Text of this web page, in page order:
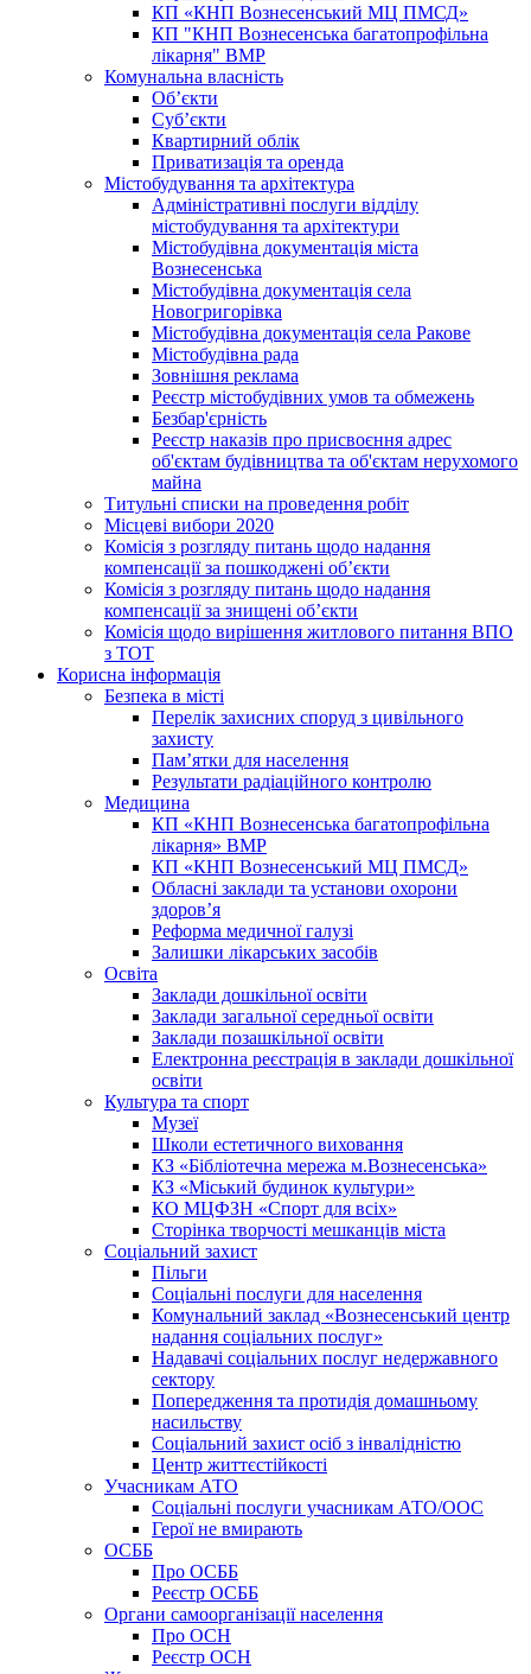
КП «КНП Вознесенський МЦ ПМСД»
КП "КНП Вознесенська багатопрофільна
лікарня" ВМР
Комунальна власність
Об’єкти
Суб’єкти
Квартирний облік
Приватизація та оренда
Містобудування та архітектура
Адміністративні послуги відділу
містобудування та архітектури
Містобудівна документація міста
Вознесенська
Містобудівна документація села
Новогригорівка
Містобудівна документація села Ракове
Містобудівна рада
Зовнішня реклама
Реєстр містобудівних умов та обмежень
Безбар'єрність
Реєстр наказів про присвоєння адрес
об'єктам будівництва та об'єктам нерухомого
майна
Титульні списки на проведення робіт
Місцеві вибори 2020
Комісія з розгляду питань щодо надання
компенсації за пошкоджені об’єкти
Комісія з розгляду питань щодо надання
компенсації за знищені об’єкти
Комісія щодо вирішення житлового питання ВПО
з ТОТ
Корисна інформація
Безпека в місті
Перелік захисних споруд з цивільного
захисту
Пам’ятки для населення
Результати радіаційного контролю
Медицина
КП «КНП Вознесенська багатопрофільна
лікарня» ВМР
КП «КНП Вознесенський МЦ ПМСД»
Обласні заклади та установи охорони
здоров’я
Реформа медичної галузі
Залишки лікарських засобів
Освіта
Заклади дошкільної освіти
Заклади загальної середньої освіти
Заклади позашкільної освіти
Електронна реєстрація в заклади дошкільної
освіти
Культура та спорт
Музеї
Школи естетичного виховання
КЗ «Бібліотечна мережа м.Вознесенська»
КЗ «Міський будинок культури»
КО МЦФЗН «Спорт для всіх»
Сторінка творчості мешканців міста
Соціальний захист
Пільги
Соціальні послуги для населення
Комунальний заклад «Вознесенський центр
надання соціальних послуг»
Надавачі соціальних послуг недержавного
сектору
Попередження та протидія домашньому
насильству
Соціальний захист осіб з інвалідністю
Центр життєстійкості
Учасникам АТО
Соціальні послуги учасникам АТО/ООС
Герої не вмирають
ОСББ
Про ОСББ
Реєстр ОСББ
Органи самоорганізації населення
Про ОСН
Реєстр ОСН